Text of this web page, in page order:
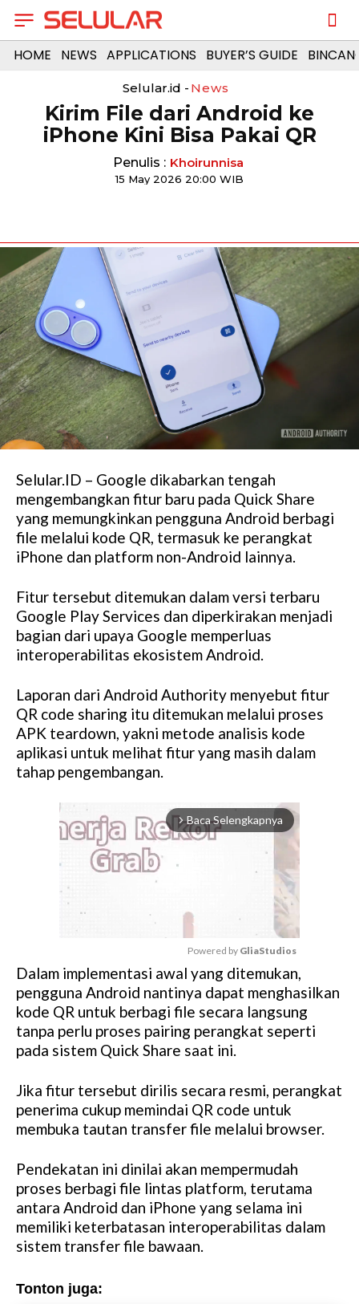
HOME NEWS APPLICATIONS BUYER’S GUIDE
Selular.id - News
Kirim File dari Android ke
iPhone Kini Bisa Pakai QR
Penulis : Khoirunnisa
15 May 2026 20:00 WIB
Selular.ID – Google dikabarkan tengah
mengembangkan fitur baru pada Quick Share
yang memungkinkan pengguna Android berbagi
file melalui kode QR, termasuk ke perangkat
iPhone dan platform non-Android lainnya.
Fitur tersebut ditemukan dalam versi terbaru
Google Play Services dan diperkirakan menjadi
bagian dari upaya Google memperluas
interoperabilitas ekosistem Android.
Laporan dari Android Authority menyebut fitur
QR code sharing itu ditemukan melalui proses
APK teardown, yakni metode analisis kode
aplikasi untuk melihat fitur yang masih dalam
tahap pengembangan.
arrow_forward_ios Baca Selengkapnya
M
u
e
Powered by GliaStudios
Dalam implementasi awal yang ditemukan,
pengguna Android nantinya dapat menghasilkan
kode QR untuk berbagi file secara langsung
tanpa perlu proses pairing perangkat seperti
pada sistem Quick Share saat ini.
Jika fitur tersebut dirilis secara resmi, perangkat
penerima cukup memindai QR code untuk
membuka tautan transfer file melalui browser.
Pendekatan ini dinilai akan mempermudah
proses berbagi file lintas platform, terutama
antara Android dan iPhone yang selama ini
memiliki keterbatasan interoperabilitas dalam
sistem transfer file bawaan.
Tonton juga: